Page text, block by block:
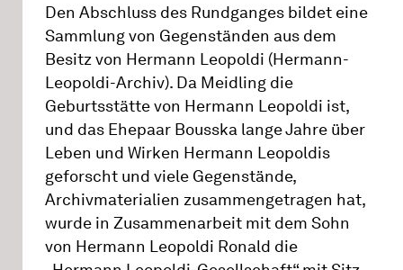
Den Abschluss des Rundganges bildet eine
Sammlung von Gegenständen aus dem
Besitz von Hermann Leopoldi (Hermann-
Leopoldi-Archiv). Da Meidling die
Geburtsstätte von Hermann Leopoldi ist,
und das Ehepaar Bousska lange Jahre über
Leben und Wirken Hermann Leopoldis
geforscht und viele Gegenstände,
Archivmaterialien zusammengetragen hat,
wurde in Zusammenarbeit mit dem Sohn
von Hermann Leopoldi Ronald die